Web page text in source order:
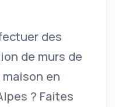
des
de murs de
en
? Faites